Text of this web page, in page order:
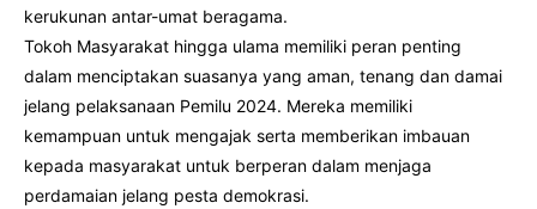
kerukunan antar-umat beragama.
Tokoh Masyarakat hingga ulama memiliki peran penting
dalam menciptakan suasanya yang aman, tenang dan damai
jelang pelaksanaan Pemilu 2024. Mereka memiliki
kemampuan untuk mengajak serta memberikan imbauan
kepada masyarakat untuk berperan dalam menjaga
perdamaian jelang pesta demokrasi.